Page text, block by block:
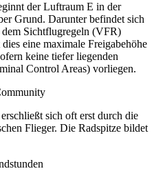
der Luftraum E in der
Grund. Darunter befindet sich
Sichtflugregeln (VFR)
eine maximale Freigabehöhe
keine tiefer liegenden
Control Areas) vorliegen.
sich oft erst durch die
Flieger. Die Radspitze bildet